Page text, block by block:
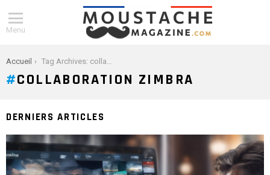
Menu
You are here:
Accueil Tag Archives: collaboration zimbra
COLLABORATION ZIMBRA
DERNIERS ARTICLES